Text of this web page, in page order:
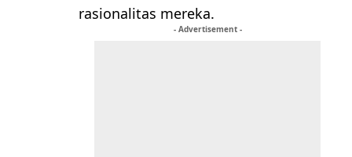
rasionalitas mereka.
- Advertisement -